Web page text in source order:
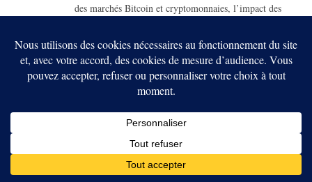
des marchés Bitcoin et cryptomonnaies, l’impact des
fonds, et sa capacité à rendre accessibles les enjeux
techniques et économiques de la blockchain pour
investisseurs et passionnés
POSTS